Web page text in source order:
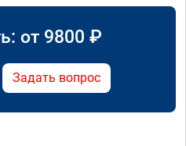
от 9800 ₽
Задать вопрос